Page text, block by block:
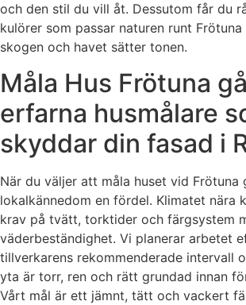
och den stil du vill åt. Dessutom får du
kulörer som passar naturen runt
skogen och havet sätter tonen.
Måla Hus Frötuna
erfarna husmålare
skyddar din fasad i
När du väljer att måla huset vid Frötuna
lokalkännedom en fördel. Klimatet nära
krav på tvätt, torktider och färgsystem
väderbeständighet. Vi planerar arbetet
tillverkarens rekommenderade intervall
yta är torr, ren och rätt grundad innan
Vårt mål är ett jämnt, tätt och vackert